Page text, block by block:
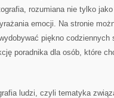
rozumiana nie tylko
emocji. Na stronie
piękno codziennych
poradnika dla osób, które
ludzi, czyli tematyka